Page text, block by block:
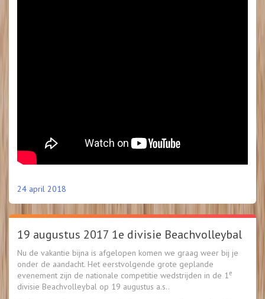
24 april 2018
19 augustus 2017 1e divisie Beachvolleybal
Nu de vakantie bijna is afgelopen komen we graag weer bij je
onder de aandacht. Het eerstvolgende grote geplande
evenement zijn de nationale competitie wedstrijden in de 1e
divisie Beachvolleybal op 19 augustus a.s..